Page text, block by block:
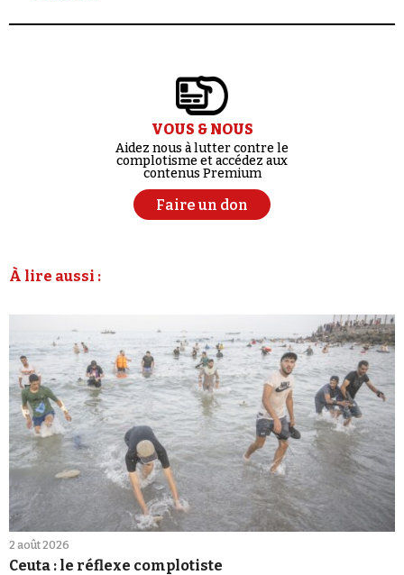
VOUS & NOUS
Aidez nous à lutter contre le
complotisme et accédez aux
contenus Premium
Faire un don
À lire aussi :
2 août 2026
Ceuta : le réflexe complotiste